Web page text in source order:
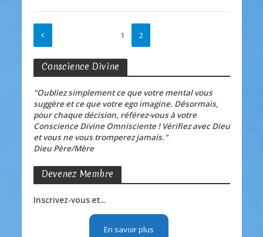
1 2
Conscience Divine
"Oubliez simplement ce que votre mental vous
suggère et ce que votre ego imagine. Désormais,
pour chaque décision, référez-vous à votre
Conscience Divine Omnisciente ! Vérifiez avec Dieu
et vous ne vous tromperez jamais."
Dieu Père/Mère
Devenez Membre
Inscrivez-vous et...
En savoir plus